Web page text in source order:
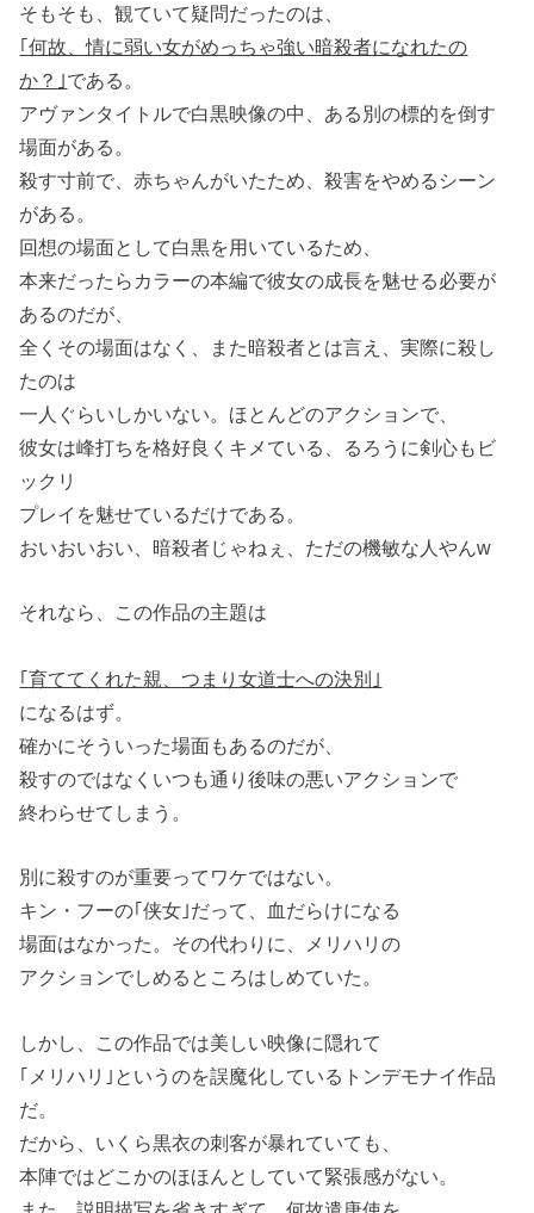
そもそも、観ていて疑問だったのは、
｢何故、情に弱い女がめっちゃ強い暗殺者になれたの
か？｣である。
アヴァンタイトルで白黒映像の中、ある別の標的を倒す
場面がある。
殺す寸前で、赤ちゃんがいたため、殺害をやめるシーン
がある。
回想の場面として白黒を用いているため、
本来だったらカラーの本編で彼女の成長を魅せる必要が
あるのだが、
全くその場面はなく、また暗殺者とは言え、実際に殺し
たのは
一人ぐらいしかいない。ほとんどのアクションで、
彼女は峰打ちを格好良くキメている、るろうに剣心もビ
ックリ
プレイを魅せているだけである。
おいおいおい、暗殺者じゃねぇ、ただの機敏な人やんw
それなら、この作品の主題は
｢育ててくれた親、つまり女道士への決別｣
になるはず。
確かにそういった場面もあるのだが、
殺すのではなくいつも通り後味の悪いアクションで
終わらせてしまう。
別に殺すのが重要ってワケではない。
キン・フーの｢侠女｣だって、血だらけになる
場面はなかった。その代わりに、メリハリの
アクションでしめるところはしめていた。
しかし、この作品では美しい映像に隠れて
｢メリハリ｣というのを誤魔化しているトンデモナイ作品
だ。
だから、いくら黒衣の刺客が暴れていても、
本陣ではどこかのほほんとしていて緊張感がない。